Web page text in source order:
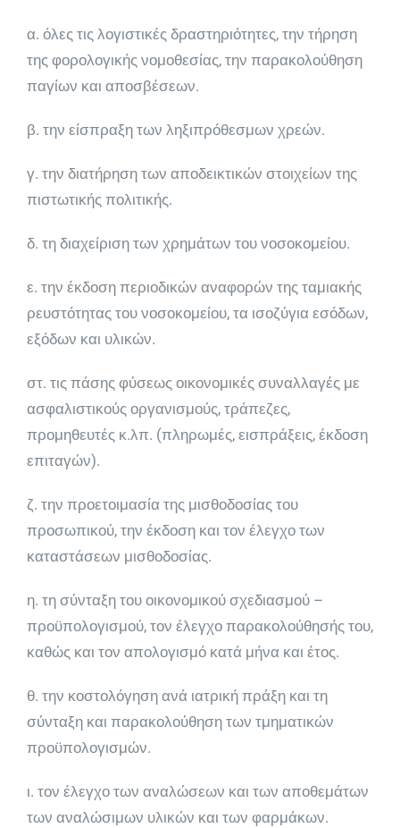
α. όλες τις λογιστικές δραστηριότητες, την τήρηση
της φορολογικής νομοθεσίας, την παρακολούθηση
πα­γίων και αποσβέσεων.
β. την είσπραξη των ληξιπρόθεσμων χρεών.
γ. την διατήρηση των αποδεικτικών στοιχείων της
πιστωτικής πολιτικής.
δ. τη διαχείριση των χρημάτων του νοσοκομείου.
ε. την έκδοση περιοδικών αναφορών της ταμιακής
ρευστότητας του νοσοκομείου, τα ισοζύγια εσόδων,
εξόδων και υλικών.
στ. τις πάσης φύσεως οικονομικές συναλλαγές με
ασφαλιστικούς οργανισμούς, τράπεζες,
προμηθευτές κ.λπ. (πληρωμές, εισπράξεις, έκδοση
επιταγών).
ζ. την προετοιμασία της μισθοδοσίας του
προσωπικού, την έκδοση και τον έλεγχο των
καταστάσεων μισθο­δοσίας.
η. τη σύνταξη του οικονομικού σχεδιασμού –
προϋπο­λογισμού, τον έλεγχο παρακολούθησής του,
καθώς και τον απολογισμό κατά μήνα και έτος.
θ. την κοστολόγηση ανά ιατρική πράξη και τη
σύνταξη και παρακολούθηση των τμηματικών
προϋπολογισμών.
ι. τον έλεγχο των αναλώσεων και των αποθεμάτων
των αναλώσιμων υλικών και των φαρμάκων.